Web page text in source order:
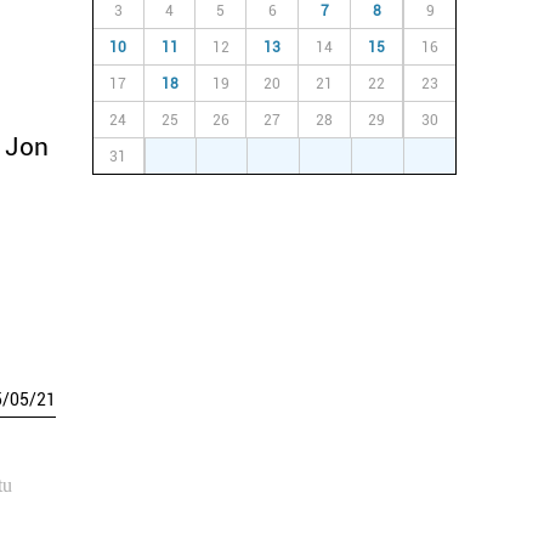
Jon
/05/21
3 4 5 6 7 8 9
10 11 12 13 14 15 16
17 18 19 20 21 22 23
24 25 26 27 28 29 30
31